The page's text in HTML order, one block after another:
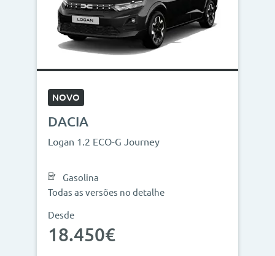
NOVO
DACIA
Logan 1.2 ECO-G Journey
Gasolina
Todas as versões no detalhe
Desde
18.450€